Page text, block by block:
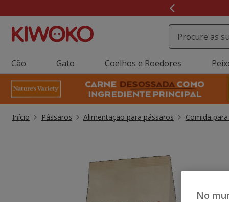
de
3,
mensagem,
Cão Gato Coelhos e Roedores
Início Pássaros Alimentação para pássaros
Comida
No